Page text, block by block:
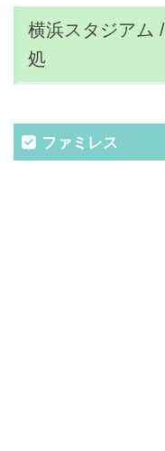
横浜スタジアム
処
ファミレス